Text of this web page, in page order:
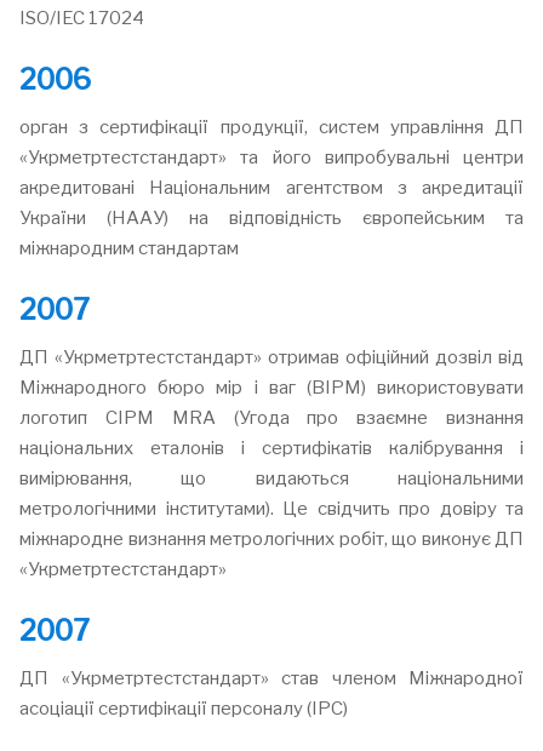
ISO/IEC 17024
2006
орган з сертифікації продукції, систем управління ДП
«Укрметртестстандарт» та його випробувальні центри
акредитовані Національним агентством з акредитації
України (НААУ) на відповідність європейським та
міжнародним стандартам
2007
ДП «Укрметртестстандарт» отримав офіційний дозвіл від
Міжнародного бюро мір і ваг (BIPM) використовувати
логотип CIPM MRA (Угода про взаємне визнання
національних еталонів і сертифікатів калібрування і
вимірювання, що видаються національними
метрологічними інститутами). Це свідчить про довіру та
міжнародне визнання метрологічних робіт, що виконує ДП
«Укрметртестстандарт»
2007
ДП «Укрметртестстандарт» став членом Міжнародної
асоціації сертифікації персоналу (ІРС)